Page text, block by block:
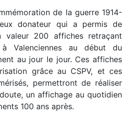
de la guerre 1914-
donateur qui a permis de
200 affiches retraçant
à Valenciennes au début du
au jour le jour. Ces affiches
grâce au CSPV, et ces
permettront de réaliser
un affichage au quotidien
100 ans après.